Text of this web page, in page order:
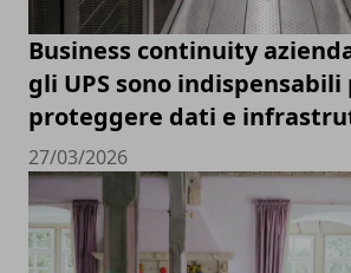
Business continuity
gli UPS sono indispensabili
proteggere dati e
27/03/2026